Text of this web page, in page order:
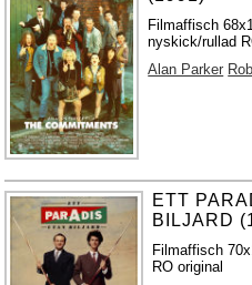
Filmaffisch
nyskick/rullad
Alan Parker
ETT
BILJARD
Filmaffisch
RO original